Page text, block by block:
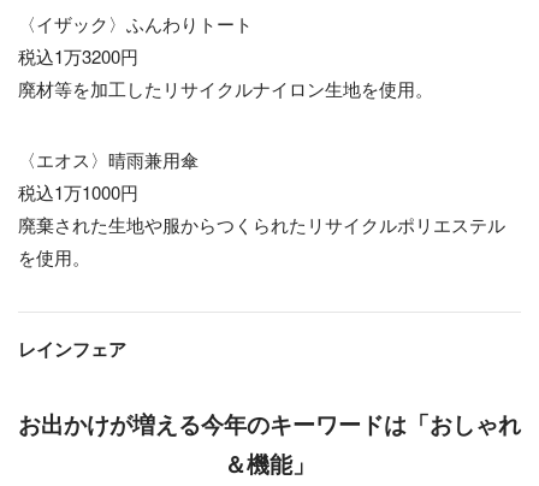
〈イザック〉ふんわりトート
税込1万3200円
廃材等を加工したリサイクルナイロン生地を使用。
〈エオス〉晴雨兼用傘
税込1万1000円
廃棄された生地や服からつくられたリサイクルポリエステル
を使用。
レインフェア
お出かけが増える今年のキーワードは「おしゃれ
＆機能」